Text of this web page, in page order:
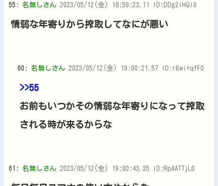
55: 名無しさん 2023/05/12(金) 18:59:23.11 ID:DDg2iHQI0
情弱な年寄りから搾取してなにが悪い
60: 名無しさん 2023/05/12(金) 19:00:21.57 ID:rBwi+qfF0
>>55
お前もいつかその情弱な年寄りになって搾取
される時が来るからな
61: 名無しさん 2023/05/12(金) 19:00:43.35 ID:RpAATTjL0